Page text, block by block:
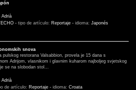
Adrià
- tipo de artículo: Reportaje - idioma: Japonés
snova
pulskog restorana Valsabbion, provela je 15 dana s
Adrijom, vlasnikom i glavnim kuharom najboljeg svjetskog
se na slobodan stol…
Adrià
de artículo: Reportaje - idioma: Croata